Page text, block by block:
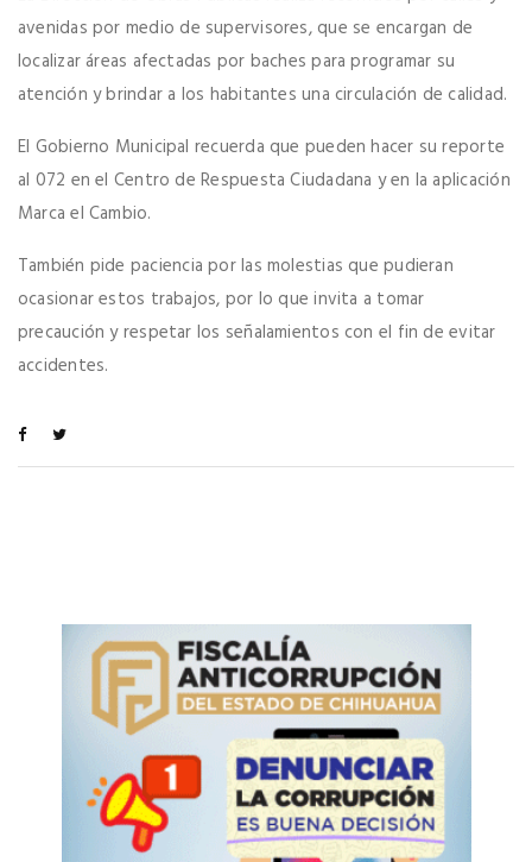
avenidas por medio de supervisores, que se encargan de
localizar áreas afectadas por baches para programar su
atención y brindar a los habitantes una circulación de calidad.
El Gobierno Municipal recuerda que pueden hacer su reporte
al 072 en el Centro de Respuesta Ciudadana y en la aplicación
Marca el Cambio.
También pide paciencia por las molestias que pudieran
ocasionar estos trabajos, por lo que invita a tomar
precaución y respetar los señalamientos con el fin de evitar
accidentes.